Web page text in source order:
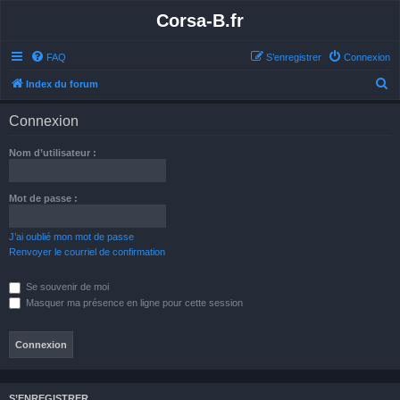
Corsa-B.fr
FAQ Connexion
S’enregistrer
Index du forum
Connexion
Nom d’utilisateur :
Mot de passe :
J’ai oublié mon mot de passe
Renvoyer le courriel de confirmation
Se souvenir de moi
Masquer ma présence en ligne pour cette session